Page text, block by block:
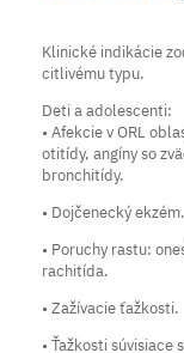
Klinické indikácie
citlivému typu.
Deti a adolescenti:
• Afekcie v ORL
otitídy, angíny so
bronchitídy.
• Dojčenecký ekzém.
• Poruchy rastu:
rachitída.
• Zažívacie ťažkosti.
• Ťažkosti